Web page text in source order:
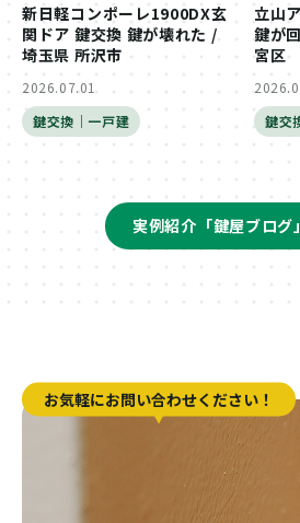
新日軽コンポーレ1900DX玄
関ドア 鍵交換 鍵が壊れた /
埼玉県 所沢市
2026.07.01
鍵交換｜一戸建
立山
鍵が
宮区
鍵交
実例紹介「鍵屋ブログ
お気軽にお問い合わせください！